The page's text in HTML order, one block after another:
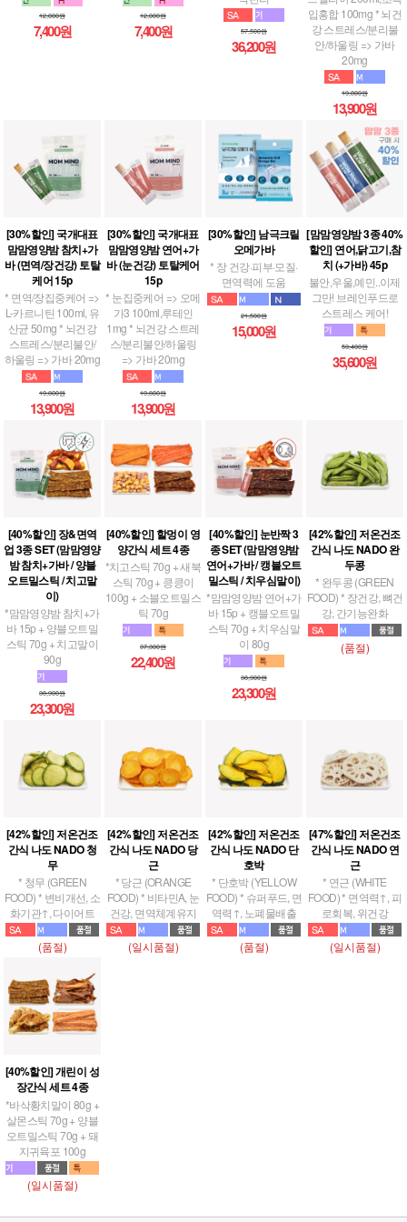
12,000원
7,400원
12,000원
7,400원 57,500원
36,200원
입홍합 100mg * 뇌건
강 스트레스/분리불
안/하울링 => 가바
20mg
19,800원
13,900원
[30%할인] 국개대표
맘맘영양밤 참치+가
바 (면역/장건강) 토탈
케어 15p
* 면역/장집중케어 =>
L-카르니틴 100ml, 유
산균 50mg * 뇌건강
스트레스/분리불안/
하울링 => 가바 20mg
19,800원
13,900원
[30%할인] 국개대표
맘맘영양밤 연어+가
바 (눈건강) 토탈케어
15p
* 눈집중케어 => 오메
가3 100ml,루테인
1mg * 뇌건강 스트레
스/분리불안/하울링
=> 가바 20mg
19,800원
13,900원
[30%할인] 남극크릴
오메가바
* 장 건강·피부·모질·
면역력에 도움
21,500원
15,000원
[맘맘영양밤 3종 40%
할인] 연어,닭고기,참
치 (+가바) 45p
불안,우울,예민..이제
그만! 브레인푸드로
스트레스 케어!
59,400원
35,600원
[40%할인] 장&면역
업 3종 SET (맘맘영양
밤 참치+가바 / 양블
오트밀스틱 / 치고말
이)
*맘맘영양밤 참치+가
바 15p + 양블오트밀
스틱 70g + 치고말이
90g
38,900원
23,300원
[40%할인] 할멍이 영
양간식 세트 4종
*치고스틱 70g + 새북
스틱 70g + 킁킁이
100g + 소블오트밀스
틱 70g
37,300원
22,400원
[40%할인] 눈반짝 3
종 SET (맘맘영양밤
연어+가바 / 캥블오트
밀스틱 / 치우심말이)
*맘맘영양밤 연어+가
바 15p + 캥블오트밀
스틱 70g + 치우심말
이 80g
38,900원
23,300원
[42%할인] 저온건조
간식 나도 NADO 완
두콩
* 완두콩 (GREEN
FOOD) * 장건강, 뼈건
강, 간기능완화
(품절)
[42%할인] 저온건조
간식 나도 NADO 청
무
* 청무 (GREEN
FOOD) * 변비개선, 소
화기관↑, 다이어트
(품절)
[42%할인] 저온건조
간식 나도 NADO 당
근
* 당근 (ORANGE
FOOD) * 비타민A, 눈
건강, 면역체계유지
(일시품절)
[42%할인] 저온건조
간식 나도 NADO 단
호박
* 단호박 (YELLOW
FOOD) * 슈퍼푸드, 면
역력↑, 노폐물배출
(품절)
[47%할인] 저온건조
간식 나도 NADO 연
근
* 연근 (WHITE
FOOD) * 면역력↑, 피
로회복, 위건강
(일시품절)
[40%할인] 개린이 성
장간식 세트 4종
*바삭황치말이 80g +
살몬스틱 70g + 양블
오트밀스틱 70g + 돼
지귀육포 100g
(일시품절)